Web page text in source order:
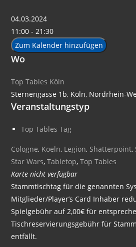
04.03.2024
11:00 - 21:30
Zum Kalender hinzufügen
Wo
Top Tables Köln
Sternengasse 1b, Köln, Nordrhein-
Veranstaltungstyp
Top Tables Tag
Cologne, Koeln, Legion, Shatterpoint,
Star Wars,Tabletop,Top Tables
Karte nicht verfügbar
Stammtischtag für die genannten
Mitglieder/Player’s Card Inhaber
Spielgebühr auf 2,00€ für
Tischreservierungsgebühr für
entfällt.